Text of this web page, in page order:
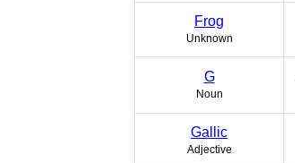
Frog
Unknown
G
Noun
Gallic
Adjective